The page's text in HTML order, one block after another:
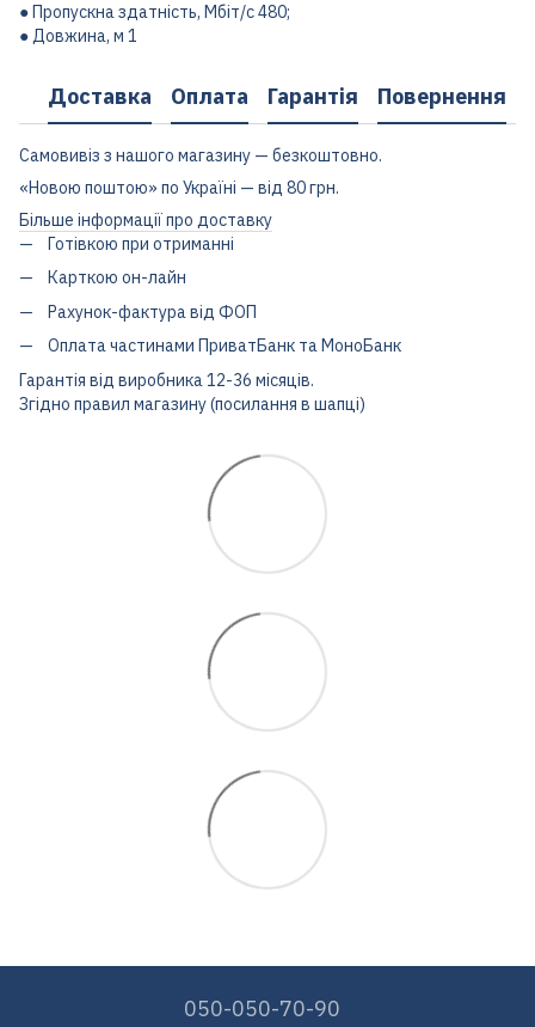
● Пропускна здатність, Мбіт/с 480;
● Довжина, м 1
Доставка Оплата Гарантія Повернення
Самовивіз з нашого магазину — безкоштовно.
«Новою поштою» по Україні — від 80 грн.
Більше інформації про доставку
Готівкою при отриманні
Карткою он-лайн
Рахунок-фактура від ФОП
Оплата частинами ПриватБанк та МоноБанк
Гарантія від виробника 12-36 місяців.
Згідно правил магазину (посилання в шапці)
050-050-70-90